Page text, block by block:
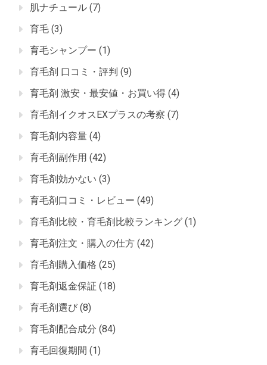
肌ナチュール (7)
育毛 (3)
育毛シャンプー (1)
育毛剤 口コミ・評判 (9)
育毛剤 激安・最安値・お買い得 (4)
育毛剤イクオスEXプラスの考察 (7)
育毛剤内容量 (4)
育毛剤副作用 (42)
育毛剤効かない (3)
育毛剤口コミ・レビュー (49)
育毛剤比較・育毛剤比較ランキング (1)
育毛剤注文・購入の仕方 (42)
育毛剤購入価格 (25)
育毛剤返金保証 (18)
育毛剤選び (8)
育毛剤配合成分 (84)
育毛回復期間 (1)